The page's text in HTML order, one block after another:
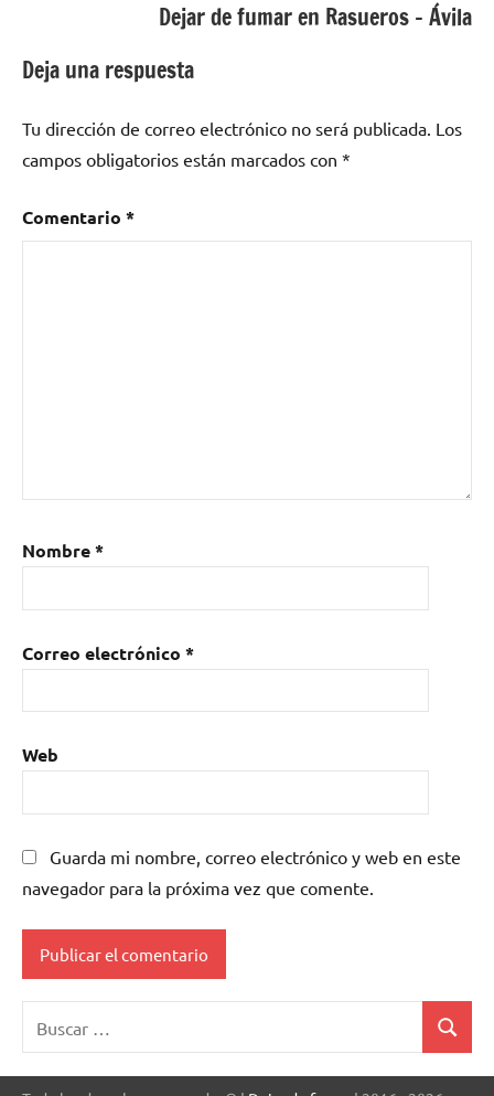
Dejar de fumar en Rasueros – Ávila
Deja una respuesta
Tu dirección de correo electrónico no será publicada. Los
campos obligatorios están marcados con *
Comentario *
Nombre*
Correo electrónico *
Web
Guarda mi nombre, correo electrónico y web en este
navegador para la próxima vez que comente.
Buscar